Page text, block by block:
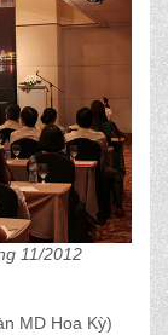
11/2012
MD Hoa Kỳ)